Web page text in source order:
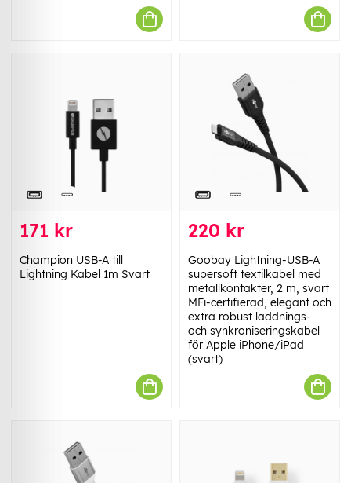
171 kr
Champion USB-A till
Lightning Kabel 1m Svart
220 kr
Goobay Lightning-USB-A
supersoft textilkabel med
metallkontakter, 2 m, svart
MFi-certifierad, elegant och
extra robust laddnings-
och synkroniseringskabel
för Apple iPhone/iPad
(svart)